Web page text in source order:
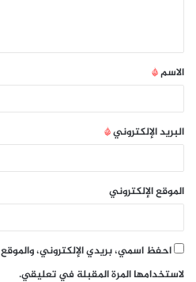
الاسم*
البريد الإلكتروني*
الموقع الإلكتروني
احفظ اسمي، بريدي الإلكتروني،
لاستخدامها المرة المقبلة في تعليقي.